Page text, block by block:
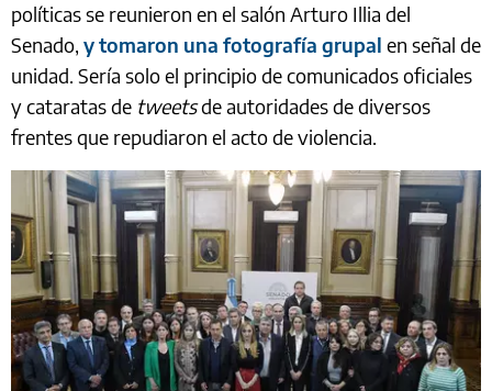
políticas se reunieron en el salón Arturo Illia del
Senado, y tomaron una fotografía grupal en señal de
unidad. Sería solo el principio de comunicados oficiales
y cataratas de tweetsde autoridades de diversos
frentes que repudiaron el acto de violencia.